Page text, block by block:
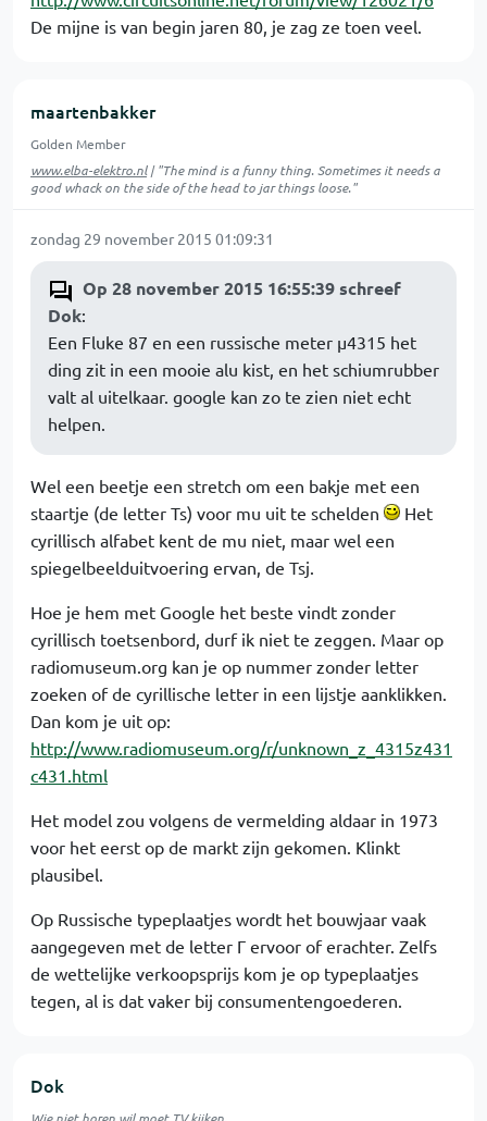
De mijne is van begin jaren 80, je zag ze toen veel.
maartenbakker
Golden Member
www.elba-elektro.nl| "The mind is a funny thing. Sometimes it needs a
good whack on the side of the head to jar things loose."
zondag 29 november 2015 01:09:31
Op 28 november 2015 16:55:39 schreef
Dok:
Een Fluke 87 en een russische meter µ4315 het
ding zit in een mooie alu kist, en het schiumrubber
valt al uitelkaar. google kan zo te zien niet echt
helpen.
Wel een beetje een stretch om een bakje met een
staartje (de letter Ts) voor mu uit te schelden
Het
cyrillisch alfabet kent de mu niet, maar wel een
spiegelbeelduitvoering ervan, de Tsj.
Hoe je hem met Google het beste vindt zonder
cyrillisch toetsenbord, durf ik niet te zeggen. Maar op
radiomuseum.org kan je op nummer zonder letter
zoeken of de cyrillische letter in een lijstje aanklikken.
Dan kom je uit op:
http://www.radiomuseum.org/r/unknown_z_4315z431
c431.html
Het model zou volgens de vermelding aldaar in 1973
voor het eerst op de markt zijn gekomen. Klinkt
plausibel.
Op Russische typeplaatjes wordt het bouwjaar vaak
aangegeven met de letter Γ ervoor of erachter. Zelfs
de wettelijke verkoopsprijs kom je op typeplaatjes
tegen, al is dat vaker bij consumentengoederen.
Dok